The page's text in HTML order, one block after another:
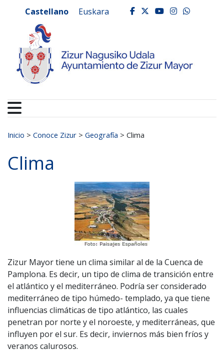
Ayuntamiento de
Castellano Euskara facebook
twitter
youtube
Buscar:
Inicio > Conoce Zizur > Geografía > Clima
Clima
Zizur Mayor tiene un clima similar al de la Cuenca de
Pamplona. Es decir, un tipo de clima de transición entre
el atlántico y el mediterráneo. Podría ser considerado
mediterráneo de tipo húmedo- templado, ya que tiene
influencias climáticas de tipo atlántico, las cuales
penetran por norte y el noroeste, y mediterráneas, que
influyen por el sur. Es decir, inviernos más bien fríos y
veranos calurosos.